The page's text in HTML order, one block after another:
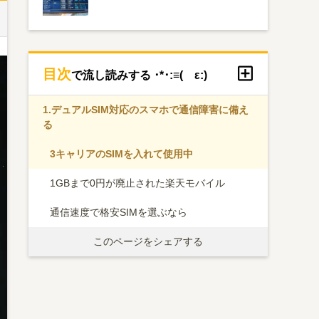
目次で流し読みする ･*･:≡( ε:)
1.デュアルSIM対応のスマホで通信障害に備え
る
3キャリアのSIMを入れて使用中
1GBまで0円が廃止された楽天モバイル
通信速度で格安SIMを選ぶなら
このページをシェアする